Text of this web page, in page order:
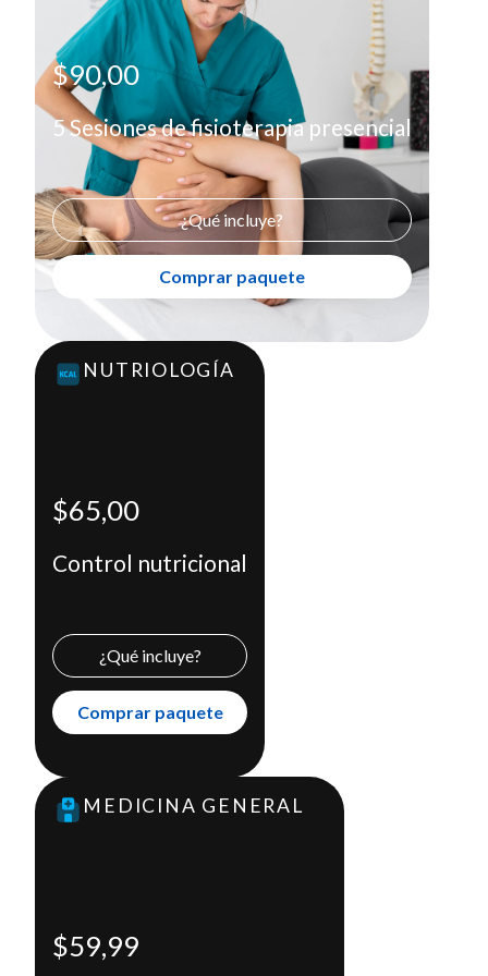
$90,00
5 Sesiones de fisioterapia presencial
¿Qué incluye?
Comprar paquete
X
Comprar paquete
NUTRIOLOGÍA
$65,00
Control nutricional
¿Qué incluye?
Comprar paquete
Consulta médica con un nutricionista
Evaluación músculo esquelética
MEDICINA GENERAL
$59,99
Chequeo Escolar Completo